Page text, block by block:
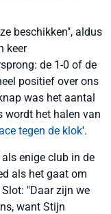
beschikken", aldus
keer
de 1-0 of de
positief over ons
was het aantal
wordt het halen van
tegen de klok'.
enige club in de
als het gaat om
"Daar zijn we
want Stijn